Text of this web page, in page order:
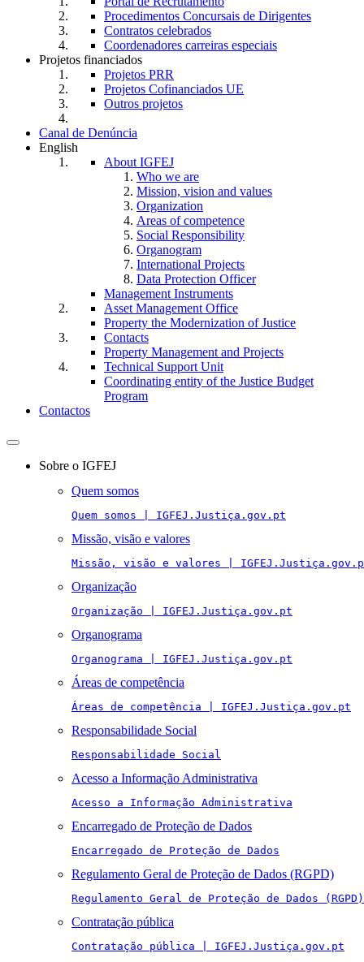
Procedimentos Concursais de Dirigentes
Contratos celebrados
Coordenadores carreiras especiais
Projetos financiados
Projetos PRR
Projetos Cofinanciados UE
Outros projetos
Canal de Denúncia
English
About IGFEJ
Who we are
Mission, vision and values
Organization
Areas of competence
Social Responsibility
Organogram
International Projects
Data Protection Officer
Management Instruments
Asset Management Office
Property the Modernization of Justice
Contacts
Property Management and Projects
Technical Support Unit
Coordinating entity of the Justice Budget
Program
Contactos
Toggle
navigationSobre o IGFEJ
Quem somos
Quem somos | IGFEJ.Justiça.gov.pt
Missão, visão e valores
Missão, visão e valores |
Organização
Organização | IGFEJ.Justiça.gov.pt
Organograma
Organograma | IGFEJ.Justiça.gov.pt
Áreas de competência
Áreas de competência | IGFEJ.Justiça.gov.pt
Responsabilidade Social
Responsabilidade Social
Acesso a Informação Administrativa
Acesso a Informação Administrativa
Encarregado de Proteção de Dados
Encarregado de Proteção de Dados
Regulamento Geral de Proteção de Dados (RGPD)
Regulamento Geral de Proteção de Dados (RGPD)
Contratação pública
Contratação pública | IGFEJ.Justiça.gov.pt